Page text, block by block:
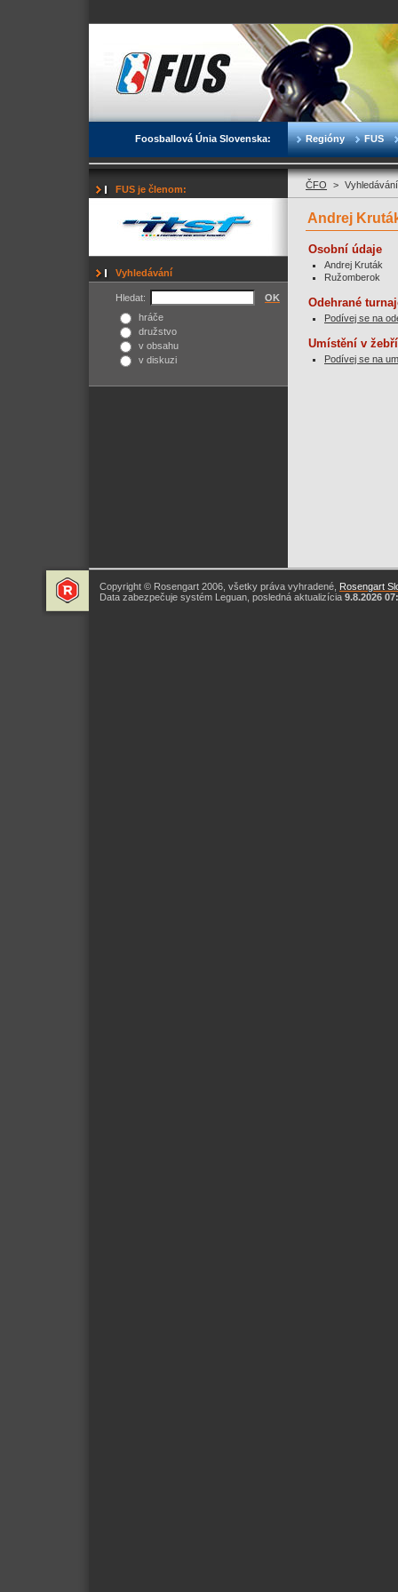
Foosballová Únia Slovenska: Regióny FUS
FUS je členom:
Vyhledávání
Hledat:
OK
hráče
družstvo
v obsahu
v diskuzi
ČFO >
Andrej
Osobní údaje
Andrej Kruták
Ružomberok
Odehrané
Podívej se na
Umístění v
Podívej se na
Copyright © Rosengart 2006, všetky práva vyhradené, Rosengart
Data zabezpečuje systém Leguan, posledná aktualizícia 9.8.2026